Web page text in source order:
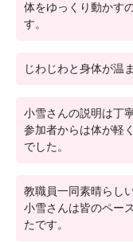
体をゆっくり動かす
す。
じわじわと身体が温
小雪さんの説明は丁
参加者からは体が軽
でした。
教職員一同素晴らし
小雪さんは皆のペー
たです。